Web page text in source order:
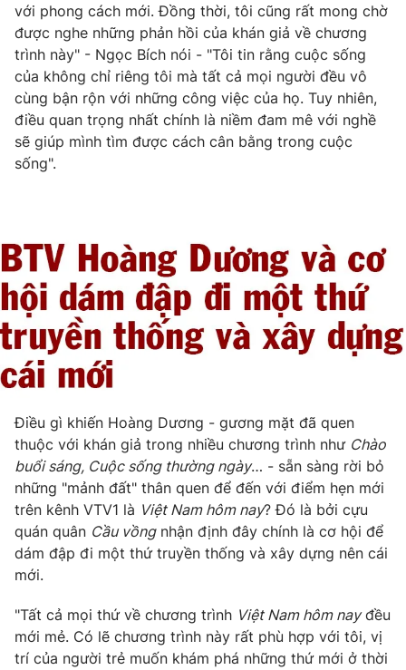
với phong cách mới. Đồng thời, tôi cũng rất mong chờ
được nghe những phản hồi của khán giả về chương
trình này" - Ngọc Bích nói - "Tôi tin rằng cuộc sống
của không chỉ riêng tôi mà tất cả mọi người đều vô
cùng bận rộn với những công việc của họ. Tuy nhiên,
điều quan trọng nhất chính là niềm đam mê với nghề
sẽ giúp mình tìm được cách cân bằng trong cuộc
sống".
Điều gì khiến Hoàng Dương - gương mặt đã quen
thuộc với khán giả trong nhiều chương trình như Chào
buổi sáng, Cuộc sống thường ngày… - sẵn sàng rời bỏ
những "mảnh đất" thân quen để đến với điểm hẹn mới
trên kênh VTV1 là Việt Nam hôm nay? Đó là bởi cựu
quán quân Cầu vồngnhận định đây chính là cơ hội để
dám đập đi một thứ truyền thống và xây dựng nên cái
mới.
"Tất cả mọi thứ về chương trình Việt Nam hôm nayđều
mới mẻ. Có lẽ chương trình này rất phù hợp với tôi, vị
trí của người trẻ muốn khám phá những thứ mới ở thời